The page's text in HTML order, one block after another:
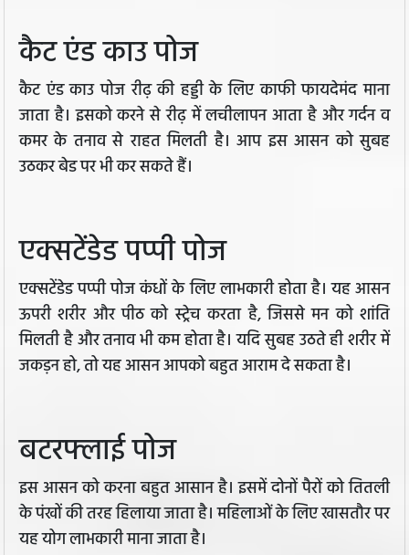
कैट एंड काउ पोज
कैट एंड काउ पोज रीढ़ की हड्डी के लिए काफी फायदेमंद माना
जाता है। इसको करने से रीढ़ में लचीलापन आता है और गर्दन व
कमर के तनाव से राहत मिलती है। आप इस आसन को सुबह
उठकर बेड पर भी कर सकते हैं।
एक्सटेंडेड पप्पी पोज
एक्सटेंडेड पप्पी पोज कंधों के लिए लाभकारी होता है। यह आसन
ऊपरी शरीर और पीठ को स्ट्रेच करता है, जिससे मन को शांति
मिलती है और तनाव भी कम होता है। यदि सुबह उठते ही शरीर में
जकड़न हो, तो यह आसन आपको बहुत आराम दे सकता है।
बटरफ्लाई पोज
इस आसन को करना बहुत आसान है। इसमें दोनों पैरों को तितली
के पंखों की तरह हिलाया जाता है। महिलाओं के लिए खासतौर पर
यह योग लाभकारी माना जाता है।